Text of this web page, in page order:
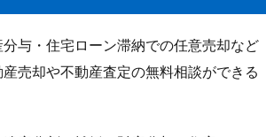
与・住宅ローン滞納での任意売却など
売却や不動産査定の無料相談ができる